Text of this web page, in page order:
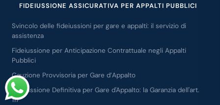
FIDEIUSSIONE ASSICURATIVA PER APPALTI PUBBLICI
Svincolo delle fideiussioni per gare e appalti: il servizio di
assistenza
Fideiussione per Anticipazione Contrattuale negli Appalti
Pubblici
Cauzione Provvisoria per Gare d’Appalto
Fideiussione Definitiva per Gare d'Appalto: la Garanzia dell'art.
117